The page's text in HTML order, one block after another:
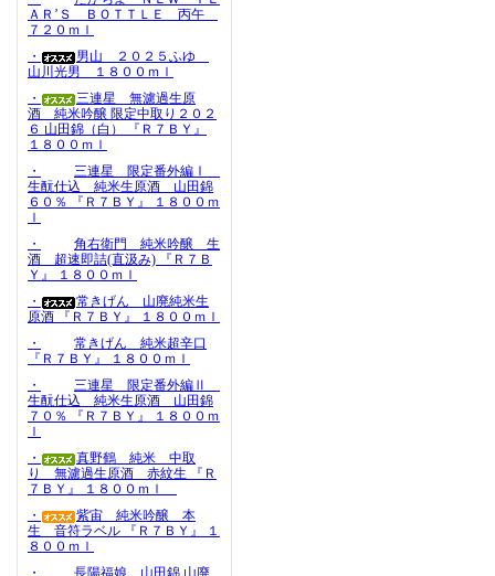
ＡＲ’Ｓ ＢＯＴＴＬＥ 丙午
７２０ｍｌ
・
男山 ２０２５ふゆ
山川光男 １８００ｍｌ
・
三連星 無濾過生原
酒 純米吟醸 限定中取り２０２
６ 山田錦（白） 『Ｒ７ＢＹ』
１８００ｍｌ
・
三連星 限定番外編Ⅰ
生酛仕込 純米生原酒 山田錦
６０％ 『Ｒ７ＢＹ』 １８００ｍ
ｌ
・
角右衛門 純米吟醸 生
酒 超速即詰(直汲み) 『Ｒ７Ｂ
Ｙ』 １８００ｍｌ
・
常きげん 山廃純米生
原酒 『Ｒ７ＢＹ』 １８００ｍｌ
・
常きげん 純米超辛口
『Ｒ７ＢＹ』 １８００ｍｌ
・
三連星 限定番外編Ⅱ
生酛仕込 純米生原酒 山田錦
７０％ 『Ｒ７ＢＹ』 １８００ｍ
ｌ
・
真野鶴 純米 中取
り 無濾過生原酒 赤紋生 『Ｒ
７ＢＹ』 １８００ｍｌ
・
紫宙 純米吟醸 本
生 音符ラベル 『Ｒ７ＢＹ』 １
８００ｍｌ
・
長陽福娘 山田錦 山廃